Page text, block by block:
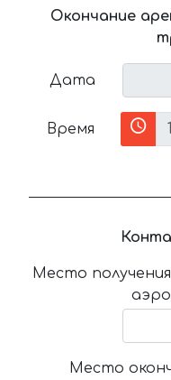
Окончание
Дата
Время
Место
Место